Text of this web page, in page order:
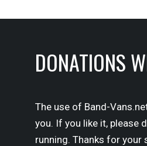
DONATIONS
The use of Band-
you. If you like it, please
running. Thanks for your